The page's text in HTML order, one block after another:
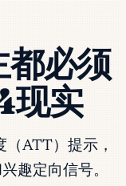
都必须
现实
ATT）提示，
趣定向信号。